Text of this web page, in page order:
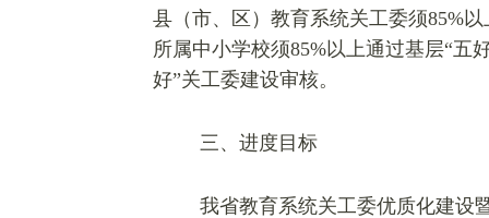
县（市、区）教育系统关工委须85%
所属中小学校须85%以上通过基层“五
好”关工委建设审核。
三、进度目标
我省教育系统关工委优质化建设